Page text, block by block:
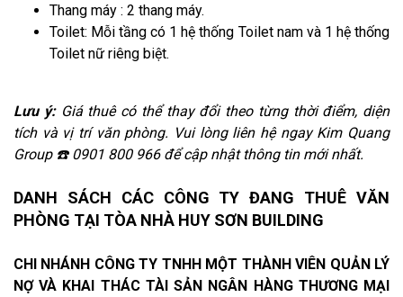
Thang máy : 2 thang máy.
Toilet: Mỗi tầng có 1 hệ thống Toilet nam và 1 hệ thống
Toilet nữ riêng biệt.
Lưu ý:Giá thuê có thể thay đổi theo từng thời điểm, diện
tích và vị trí văn phòng. Vui lòng liên hệ ngay Kim Quang
Group ☎️ 0901 800 966 để cập nhật thông tin mới nhất.
DANH SÁCH CÁC CÔNG TY ĐANG THUÊ VĂN
PHÒNG TẠI TÒA NHÀ HUY SƠN BUILDING
CHI NHÁNH CÔNG TY TNHH MỘT THÀNH VIÊN QUẢN LÝ
NỢ VÀ KHAI THÁC TÀI SẢN NGÂN HÀNG THƯƠNG MẠI